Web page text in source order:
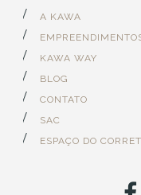
A KAWA
KAWA WAY
BLOG
CONTATO
SAC
ESPAÇO DO